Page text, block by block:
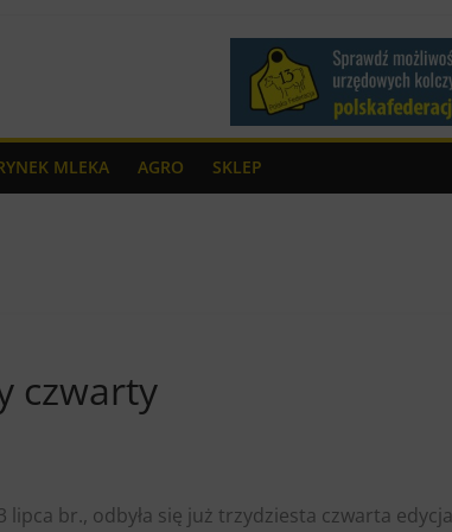
MLEKA AGRO SKLEP
czwarty
br., odbyła się już trzydziesta czwarta edycja